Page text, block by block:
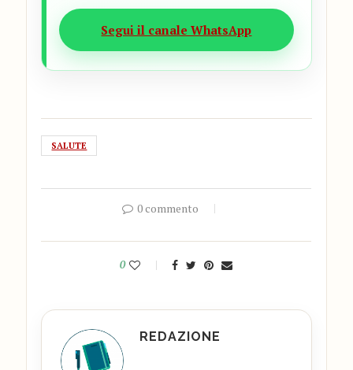
Segui il canale WhatsApp
SALUTE
0 commento
0
REDAZIONE